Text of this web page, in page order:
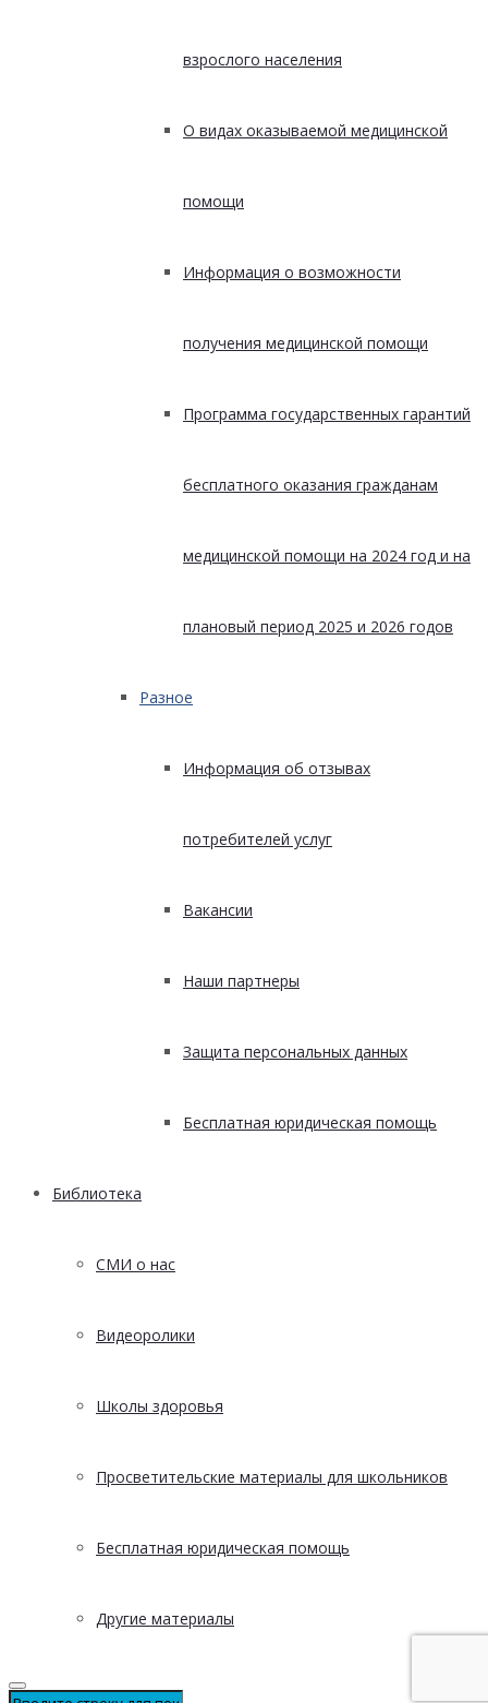
взрослого населения
О видах оказываемой медицинской
помощи
Информация о возможности
получения медицинской помощи
Программа государственных гарантий
бесплатного оказания гражданам
медицинской помощи на 2024 год и на
плановый период 2025 и 2026 годов
Разное
Информация об отзывах
потребителей услуг
Вакансии
Наши партнеры
Защита персональных данных
Бесплатная юридическая помощь
Библиотека
СМИ о нас
Видеоролики
Школы здоровья
Просветительские материалы для школьников
Бесплатная юридическая помощь
Другие материалы